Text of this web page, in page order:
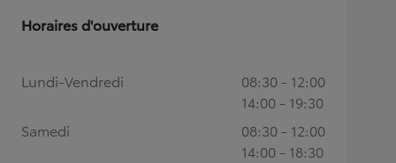
Horaires d'ouverture
Lundi-Vendredi
08:30 - 12:00
14:00 - 19:30
Samedi
08:30 - 12:00
14:00 - 18:30